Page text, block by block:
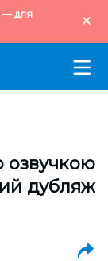
— для
озвучкою
дубляж